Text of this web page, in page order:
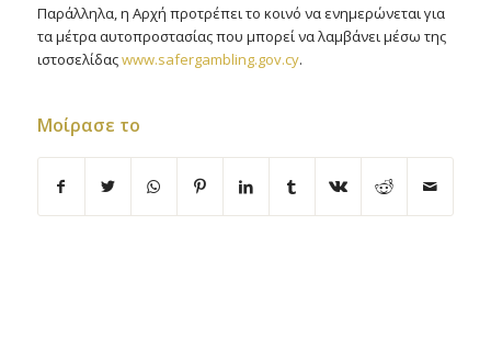
Παράλληλα, η Αρχή προτρέπει το κοινό να ενημερώνεται για
τα μέτρα αυτοπροστασίας που μπορεί να λαμβάνει μέσω της
ιστοσελίδαςwww.safergambling.gov.cy.
Μοίρασε το